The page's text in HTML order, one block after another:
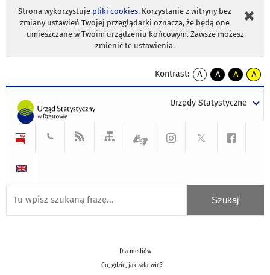
Strona wykorzystuje pliki cookies. Korzystanie z witryny bez
zmiany ustawień Twojej przeglądarki oznacza, że będą one
umieszczane w Twoim urządzeniu końcowym. Zawsze możesz
zmienić te ustawienia.
Kontrast:
A
kontrast
A
kontrast
tekst
czarnym
A
kontrast
tekst
czarnym
A
tekst
żółtym
Urzędy Statystyczne
Dla mediów
Co, gdzie, jak załatwić?